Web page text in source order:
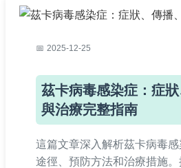
2025-12-25
茲卡病毒感染症：症
與治療完整指南
這篇文章深入解析茲卡病毒
途徑、預防方法和治療措施